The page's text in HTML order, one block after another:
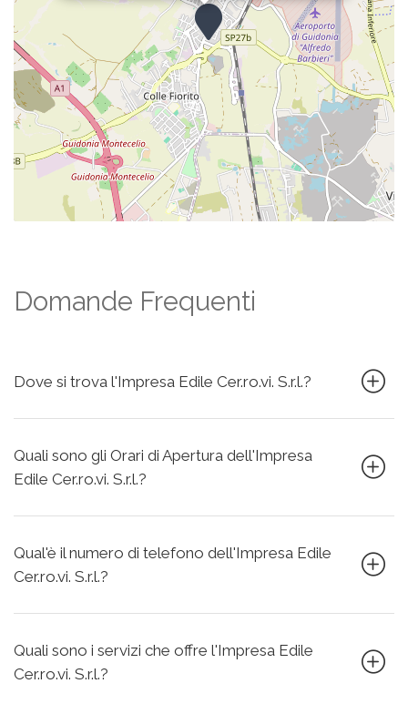
Domande Frequenti
Dove si trova l'Impresa Edile Cer.ro.vi. S.r.l.?
Quali sono gli Orari di Apertura dell'Impresa
Edile Cer.ro.vi. S.r.l.?
Qual'è il numero di telefono dell'Impresa Edile
Cer.ro.vi. S.r.l.?
Quali sono i servizi che offre l'Impresa Edile
Cer.ro.vi. S.r.l.?